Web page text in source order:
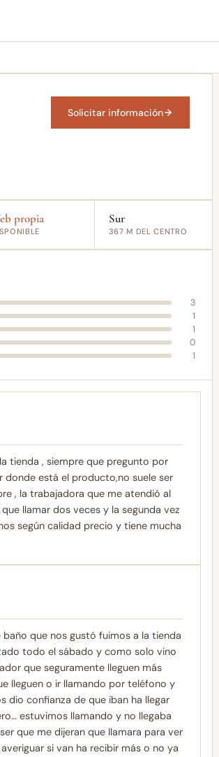
Solicitar información
propia Sur
367 M DEL CENTRO
3
1
1
0
1
tienda , siempre que pregunto por
donde está el producto,no suele ser
, la trabajadora que me atendió al
llamar dos veces y la segunda vez
según calidad precio y tiene mucha
baño que nos gustó fuimos a la tienda
todo el sábado y como solo vino
que seguramente lleguen más
lleguen o ir llamando por teléfono y
dio confianza de que iban ha llegar
estuvimos llamando y no llegaba
que me dijeran que llamara para ver
si van ha recibir más o no ya